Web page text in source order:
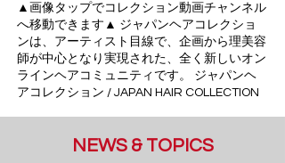
▲画像タップでコレクション動画チャンネル
へ移動できます▲ ジャパンヘアコレクショ
ンは、アーティスト目線で、企画から理美容
師が中心となり実現された、全く新しいオン
ラインヘアコミュニティです。 ジャパンヘ
アコレクション / JAPAN HAIR COLLECTION
NEWS & TOPICS